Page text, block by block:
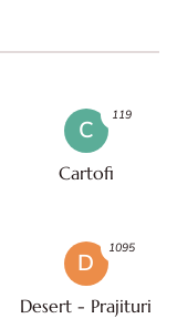
C
Cartofi
119
D
Desert - Prajituri
1095